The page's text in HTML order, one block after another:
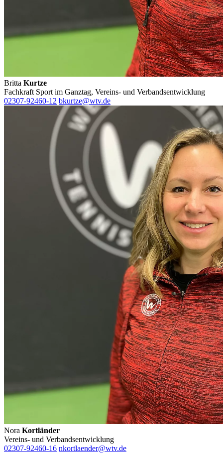
Britta Kurtze
Fachkraft Sport im Ganztag, Vereins- und Verbandsentwicklung
02307-92460-12 bkurtze@wtv.de
Nora Kortländer
Vereins- und Verbandsentwicklung
02307-92460-16 nkortlaender@wtv.de